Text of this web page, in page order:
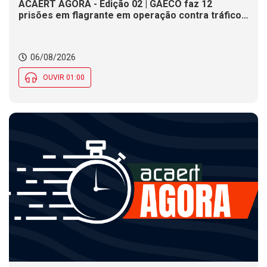
ACAERT AGORA - Edição 02 | GAECO faz 12
prisões em flagrante em operação contra tráfico
cerâmica em SC
06/08/2026
OUVIR 01:00